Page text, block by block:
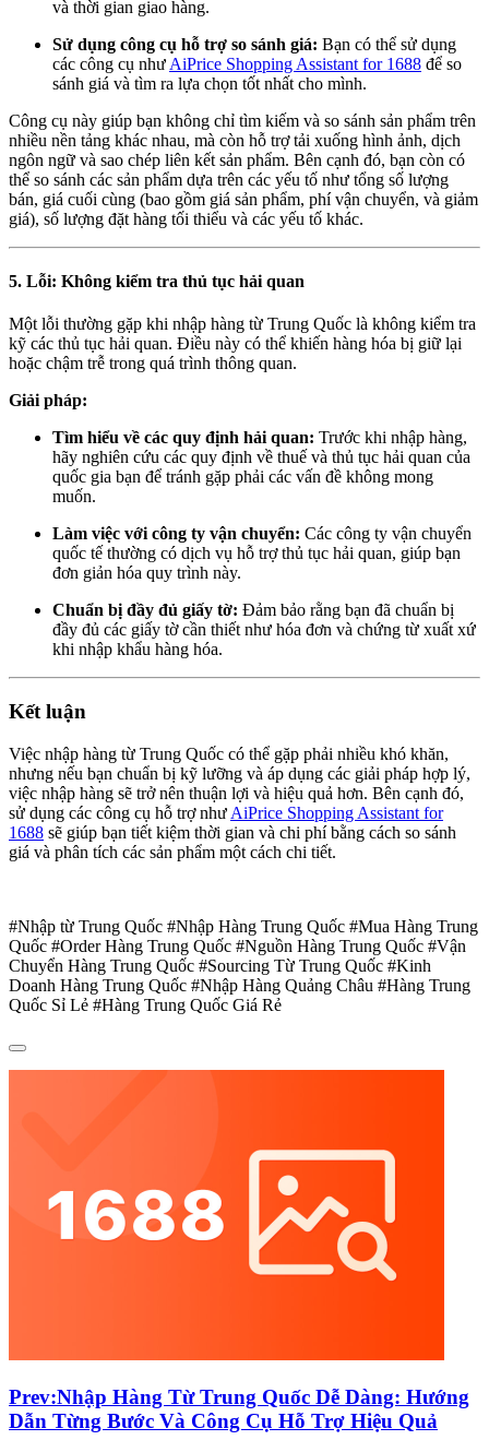
và thời gian giao hàng.
Sử dụng công cụ hỗ trợ so sánh giá: Bạn có thể sử dụng
các công cụ như AiPrice Shopping Assistant for 1688 để so
sánh giá và tìm ra lựa chọn tốt nhất cho mình.
Công cụ này giúp bạn không chỉ tìm kiếm và so sánh sản phẩm trên
nhiều nền tảng khác nhau, mà còn hỗ trợ tải xuống hình ảnh, dịch
ngôn ngữ và sao chép liên kết sản phẩm. Bên cạnh đó, bạn còn có
thể so sánh các sản phẩm dựa trên các yếu tố như tổng số lượng
bán, giá cuối cùng (bao gồm giá sản phẩm, phí vận chuyển, và giảm
giá), số lượng đặt hàng tối thiểu và các yếu tố khác.
5. Lỗi: Không kiểm tra thủ tục hải quan
Một lỗi thường gặp khi nhập hàng từ Trung Quốc là không kiểm tra
kỹ các thủ tục hải quan. Điều này có thể khiến hàng hóa bị giữ lại
hoặc chậm trễ trong quá trình thông quan.
Giải pháp:
Tìm hiểu về các quy định hải quan: Trước khi nhập hàng,
hãy nghiên cứu các quy định về thuế và thủ tục hải quan của
quốc gia bạn để tránh gặp phải các vấn đề không mong
muốn.
Làm việc với công ty vận chuyển: Các công ty vận chuyển
quốc tế thường có dịch vụ hỗ trợ thủ tục hải quan, giúp bạn
đơn giản hóa quy trình này.
Chuẩn bị đầy đủ giấy tờ: Đảm bảo rằng bạn đã chuẩn bị
đầy đủ các giấy tờ cần thiết như hóa đơn và chứng từ xuất xứ
khi nhập khẩu hàng hóa.
Kết luận
Việc nhập hàng từ Trung Quốc có thể gặp phải nhiều khó khăn,
nhưng nếu bạn chuẩn bị kỹ lưỡng và áp dụng các giải pháp hợp lý,
việc nhập hàng sẽ trở nên thuận lợi và hiệu quả hơn. Bên cạnh đó,
sử dụng các công cụ hỗ trợ như AiPrice Shopping Assistant for
1688 sẽ giúp bạn tiết kiệm thời gian và chi phí bằng cách so sánh
giá và phân tích các sản phẩm một cách chi tiết.
#Nhập từ Trung Quốc #Nhập Hàng Trung Quốc #Mua Hàng Trung
Quốc #Order Hàng Trung Quốc #Nguồn Hàng Trung Quốc #Vận
Chuyển Hàng Trung Quốc #Sourcing Từ Trung Quốc #Kinh
Doanh Hàng Trung Quốc #Nhập Hàng Quảng Châu #Hàng Trung
Quốc Sỉ Lẻ #Hàng Trung Quốc Giá Rẻ
Prev:Nhập Hàng Từ Trung Quốc Dễ Dàng: Hướng
Dẫn Từng Bước Và Công Cụ Hỗ Trợ Hiệu Quả